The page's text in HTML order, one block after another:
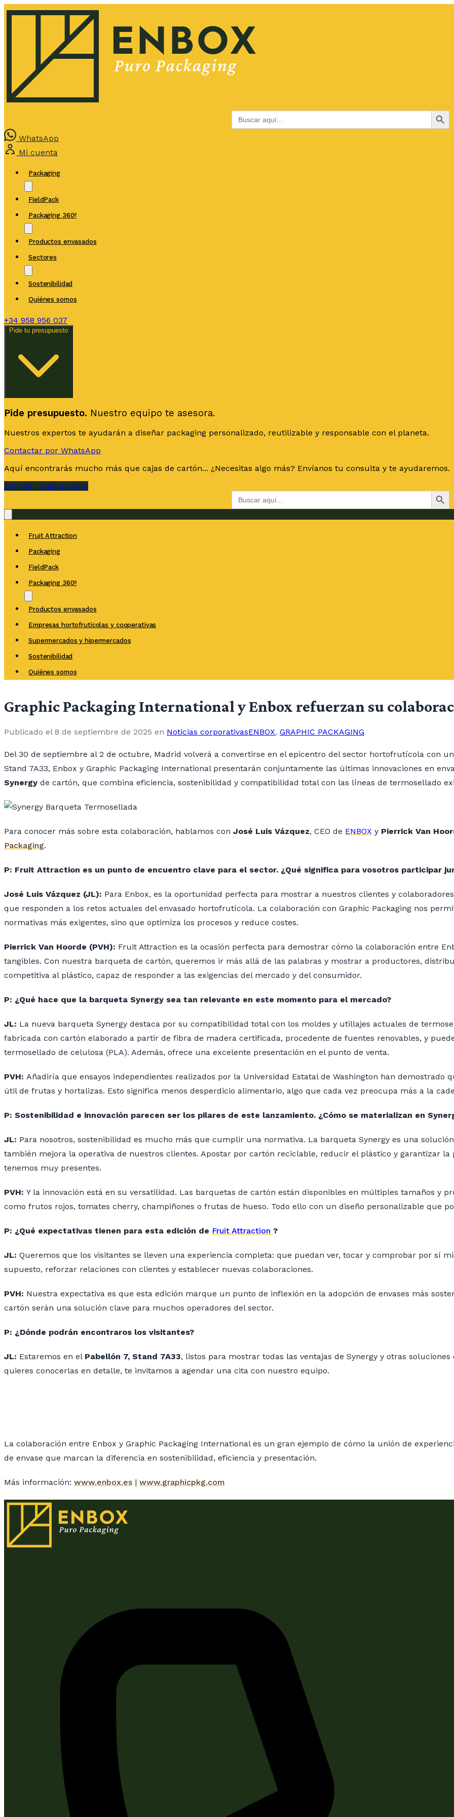
Buscar: Botón de
WhatsApp
Mi cuenta
Packaging
FieldPack
Packaging 360º
Productos envasados
Sectores
Sostenibilidad
Quiénes somos
+34 958 956 037
Pide tu presupuesto
Pide presupuesto. Nuestro equipo te asesora.
Nuestros expertos te ayudarán a diseñar packaging personalizado, reutilizable y responsable con el planeta.
Contactar por WhatsApp
Aquí encontrarás mucho más que cajas de cartón... ¿Necesitas algo más? Envíanos tu consulta y te ayudaremos.
Solicitar presupuesto
Buscar:
Botón de
Fruit Attraction
Packaging
FieldPack
Packaging 360º
Productos envasados
Empresas hortofrutícolas y cooperativas
Supermercados y hipermercados
Sostenibilidad
Quiénes somos
Graphic Packaging International y Enbox refuerzan su
Publicado el 8 de septiembre de 2025 en Noticias corporativasENBOX, GRAPHIC PACKAGING
Del 30 de septiembre al 2 de octubre, Madrid volverá a convertirse en el epicentro del sector hortofrutícola con
Stand 7A33, Enbox y Graphic Packaging International presentarán conjuntamente las últimas innovaciones en
Synergy de cartón, que combina eficiencia, sostenibilidad y compatibilidad total con las líneas de termosellado
Para conocer más sobre esta colaboración, hablamos con José Luis Vázquez, CEO de ENBOX y Pierrick Van
Packaging.
P: Fruit Attraction es un punto de encuentro clave para el sector. ¿Qué significa para vosotros participar
José Luis Vázquez (JL): Para Enbox, es la oportunidad perfecta para mostrar a nuestros clientes y
que responden a los retos actuales del envasado hortofrutícola. La colaboración con Graphic Packaging nos
normativas más exigentes, sino que optimiza los procesos y reduce costes.
Pierrick Van Hoorde (PVH): Fruit Attraction es la ocasión perfecta para demostrar cómo la colaboración entre
tangibles. Con nuestra barqueta de cartón, queremos ir más allá de las palabras y mostrar a productores,
competitiva al plástico, capaz de responder a las exigencias del mercado y del consumidor.
P: ¿Qué hace que la barqueta Synergy sea tan relevante en este momento para el mercado?
JL: La nueva barqueta Synergy destaca por su compatibilidad total con los moldes y utillajes actuales de
fabricada con cartón elaborado a partir de fibra de madera certificada, procedente de fuentes renovables, y
termosellado de celulosa (PLA). Además, ofrece una excelente presentación en el punto de venta.
PVH: Añadiría que ensayos independientes realizados por la Universidad Estatal de Washington han demostrado
útil de frutas y hortalizas. Esto significa menos desperdicio alimentario, algo que cada vez preocupa más a la
P: Sostenibilidad e innovación parecen ser los pilares de este lanzamiento. ¿Cómo se materializan en
JL: Para nosotros, sostenibilidad es mucho más que cumplir una normativa. La barqueta Synergy es una
también mejora la operativa de nuestros clientes. Apostar por cartón reciclable, reducir el plástico y garantizar
tenemos muy presentes.
PVH: Y la innovación está en su versatilidad. Las barquetas de cartón están disponibles en múltiples tamaños y
como frutos rojos, tomates cherry, champiñones o frutas de hueso. Todo ello con un diseño personalizable que
P: ¿Qué expectativas tienen para esta edición de Fruit Attraction ?
JL: Queremos que los visitantes se lleven una experiencia completa: que puedan ver, tocar y comprobar por sí
supuesto, reforzar relaciones con clientes y establecer nuevas colaboraciones.
PVH: Nuestra expectativa es que esta edición marque un punto de inflexión en la adopción de envases más
cartón serán una solución clave para muchos operadores del sector.
P: ¿Dónde podrán encontraros los visitantes?
JL: Estaremos en el Pabellón 7, Stand 7A33, listos para mostrar todas las ventajas de Synergy y otras
quieres conocerlas en detalle, te invitamos a agendar una cita con nuestro equipo.
La colaboración entre Enbox y Graphic Packaging International es un gran ejemplo de cómo la unión de
de envase que marcan la diferencia en sostenibilidad, eficiencia y presentación.
Más información: www.enbox.es | www.graphicpkg.com